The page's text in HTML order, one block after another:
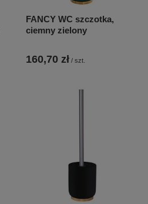
FANCY WC szczotka,
ciemny zielony
160,70 zł / szt.